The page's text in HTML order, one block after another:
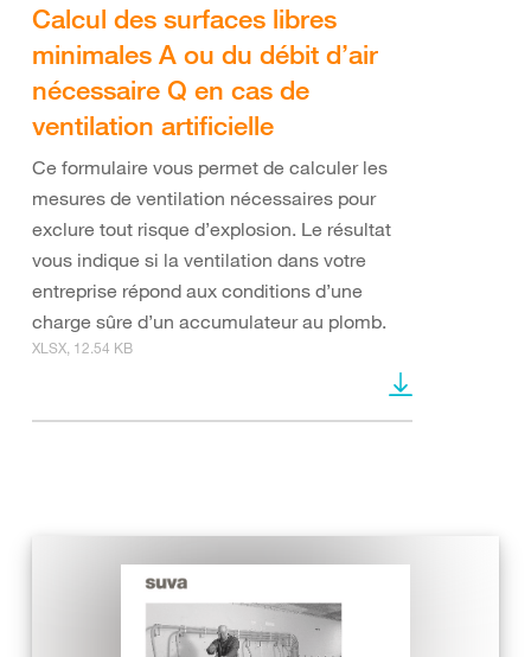
Calcul des surfaces libres
minimales A ou du débit d’air
nécessaire Q en cas de
ventilation artificielle
Ce formulaire vous permet de calculer les
mesures de ventilation nécessaires pour
exclure tout risque d’explosion. Le résultat
vous indique si la ventilation dans votre
entreprise répond aux conditions d’une
charge sûre d’un accumulateur au plomb.
XLSX, 12.54 KB